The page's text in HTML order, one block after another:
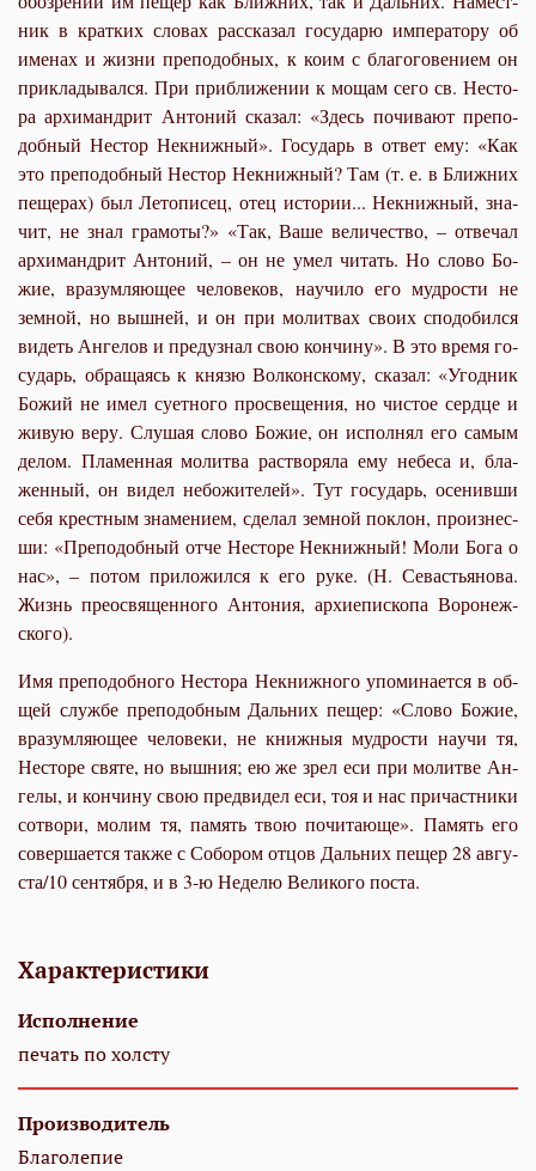
ник в крат­ких сло­вах рас­ска­зал го­су­да­рю им­пе­ра­то­ру об
име­нах и жиз­ни пре­по­доб­ных, к ко­им с бла­го­го­ве­ни­ем он
при­кла­ды­вал­ся. При при­бли­же­нии к мо­щам се­го св. Несто­
ра ар­хи­манд­рит Ан­то­ний ска­зал: «Здесь по­чи­ва­ют пре­по­
доб­ный Нестор Некниж­ный». Го­су­дарь в от­вет ему: «Как
это пре­по­доб­ный Нестор Некниж­ный? Там (т. е. в Ближ­них
пе­ще­рах) был Ле­то­пи­сец, отец ис­то­рии... Некниж­ный, зна­
чит, не знал гра­мо­ты?» «Так, Ва­ше ве­ли­че­ство, – от­ве­чал
ар­хи­манд­рит Ан­то­ний, – он не умел чи­тать. Но сло­во Бо­
жие, вра­зум­ля­ю­щее че­ло­ве­ков, на­учи­ло его муд­ро­сти не
зем­ной, но выш­ней, и он при мо­лит­вах сво­их спо­до­бил­ся
ви­деть Ан­ге­лов и пре­дуз­нал свою кон­чи­ну». В это вре­мя го­
су­дарь, об­ра­ща­ясь к кня­зю Вол­кон­ско­му, ска­зал: «Угод­ник
Бо­жий не имел су­ет­но­го про­све­ще­ния, но чи­стое серд­це и
жи­вую ве­ру. Слу­шая сло­во Бо­жие, он ис­пол­нял его са­мым
де­лом. Пла­мен­ная мо­лит­ва рас­тво­ря­ла ему небе­са и, бла­
жен­ный, он ви­дел небо­жи­те­лей». Тут го­су­дарь, осе­нив­ши
се­бя крест­ным зна­ме­ни­ем, сде­лал зем­ной по­клон, про­из­нес­
ши: «Пре­по­доб­ный от­че Несто­ре Некниж­ный! Мо­ли Бо­га о
нас», – по­том при­ло­жил­ся к его ру­ке. (Н. Се­ва­стья­но­ва.
Жизнь прео­свя­щен­но­го Ан­то­ния, ар­хи­епи­ско­па Во­ро­неж­
ско­го).
Имя пре­по­доб­но­го Несто­ра Некниж­но­го упо­ми­на­ет­ся в об­
щей служ­бе пре­по­доб­ным Даль­них пе­щер: «Сло­во Бо­жие,
вра­зум­ля­ю­щее че­ло­ве­ки, не книж­ныя муд­ро­сти на­учи тя,
Несто­ре свя­те, но выш­ния; ею же зрел еси при мо­лит­ве Ан­
ге­лы, и кон­чи­ну свою пред­ви­дел еси, тоя и нас при­част­ни­ки
со­тво­ри, мо­лим тя, па­мять твою по­чи­та­ю­ще». Па­мять его
со­вер­ша­ет­ся так­же с Со­бо­ром от­цов Даль­них пе­щер 28 ав­гу­
ста/10 сен­тяб­ря, и в 3-ю Неде­лю Ве­ли­ко­го по­ста.
Характеристики
Исполнение
печать по холсту
Производитель
Благолепие